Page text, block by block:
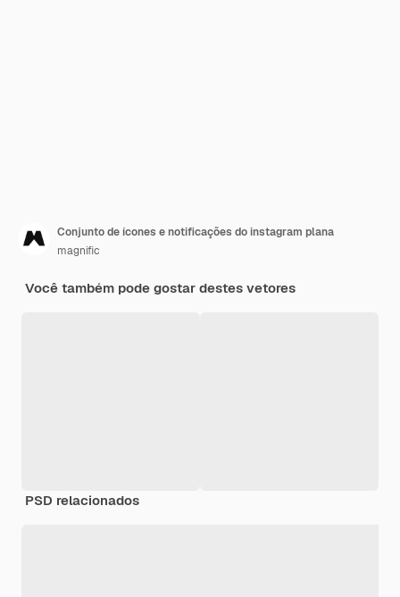
Conjunto de ícones e notificações do instagram plana
magnific
Você também pode gostar destes vetores
PSD relacionados